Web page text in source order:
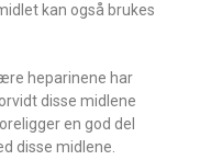
kan også brukes
heparinene har
disse midlene
en god del
disse midlene.